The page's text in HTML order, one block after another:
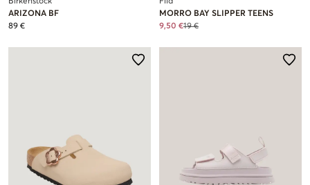
ARIZONA BF
89 €
MORRO BAY SLIPPER TEENS
9,50 €19 €